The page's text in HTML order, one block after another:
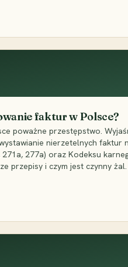
faktur w Polsce?
poważne przestępstwo.
nierzetelnych faktur
277a) oraz Kodeksu
przepisy i czym jest czynny żal.